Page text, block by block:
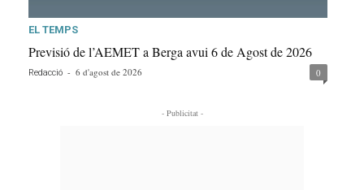
EL TEMPS
Previsió de l’AEMET a Berga avui 6 de Agost de 2026
Redacció - 6 d'agost de 2026 0
- Publicitat -